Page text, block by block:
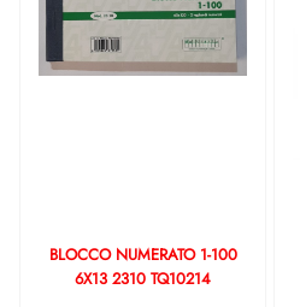
BLOCCO NUMERATO 1-100
6X13 2310 TQ10214